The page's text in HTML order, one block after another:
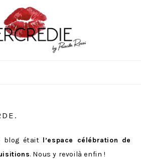
blog était l’espace célébration de
. Nous y revoilà enfin !